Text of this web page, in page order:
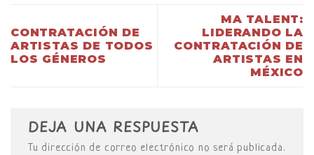
CONTRATACIÓN DE
ARTISTAS DE TODOS
LOS GÉNEROS
MA TALENT:
LIDERANDO LA
CONTRATACIÓN DE
ARTISTAS EN
MÉXICO
DEJA UNA RESPUESTA
Tu dirección de correo electrónico no será publicada.